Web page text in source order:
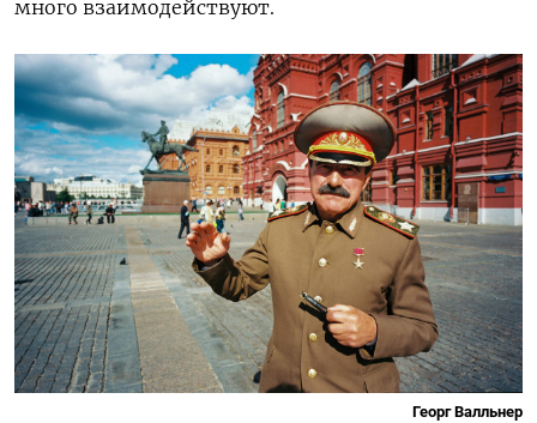
много взаимодействуют.
Георг Валльнер